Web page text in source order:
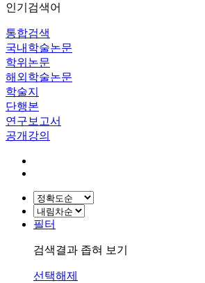
인기검색어
통합검색
국내학술논문
학위논문
해외학술논문
학술지
단행본
연구보고서
공개강의
필터
검색결과 좁혀 보기
선택해제